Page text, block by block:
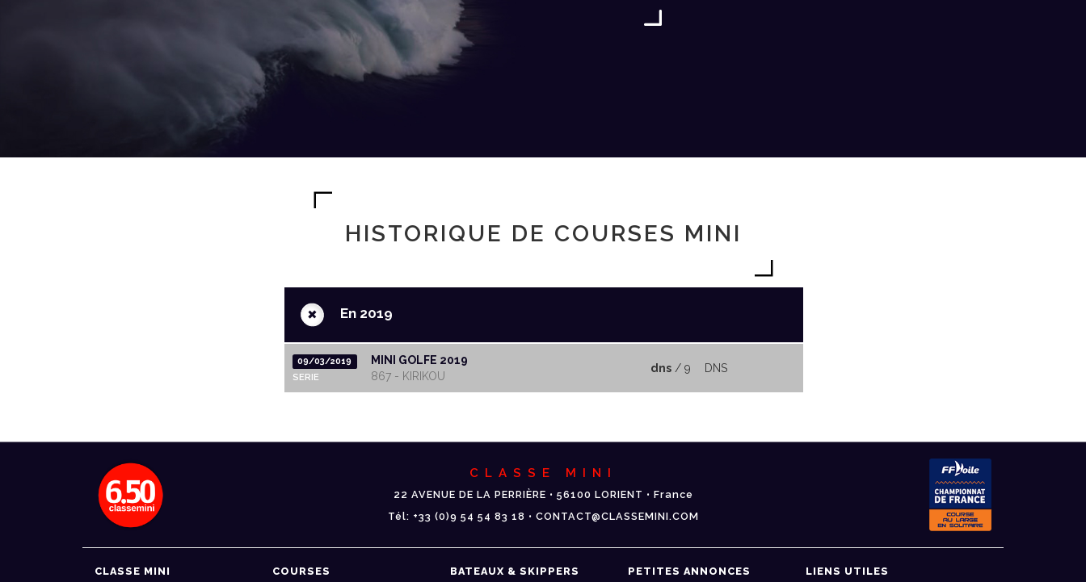
HISTORIQUE DE COURSES MINI
+ En 2019
09/03/2019
SERIE
MINI GOLFE 2019
867 - KIRIKOU
dns / 9 DNS
CLASSE MINI
22 AVENUE DE LA PERRIÈRE • 56100 LORIENT • France
Tél: +33 (0)9 54 54 83 18 • CONTACT@CLASSEMINI.COM
CLASSE MINI COURSES BATEAUX & SKIPPERS PETITES ANNONCES LIENS UTILES